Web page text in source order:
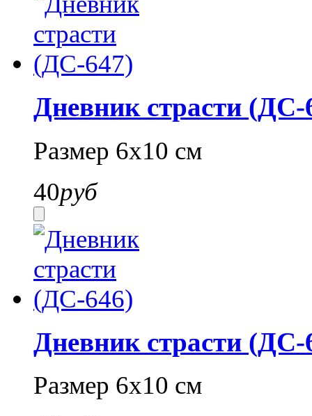
Дневник страсти (ДС-
Размер 6х10 см
40руб
Дневник страсти (ДС-
Размер 6х10 см